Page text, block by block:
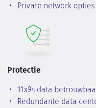
Private network opties
Protectie
11x9s data
Redundante data